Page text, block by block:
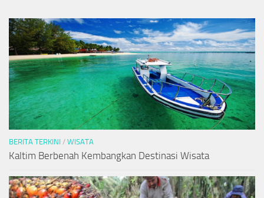
BERITA TERKINI / WISATA
Kaltim Berbenah Kembangkan Destinasi Wisata